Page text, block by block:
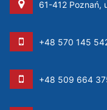
61-412 Poznań,
+48 570 145
+48 509 664